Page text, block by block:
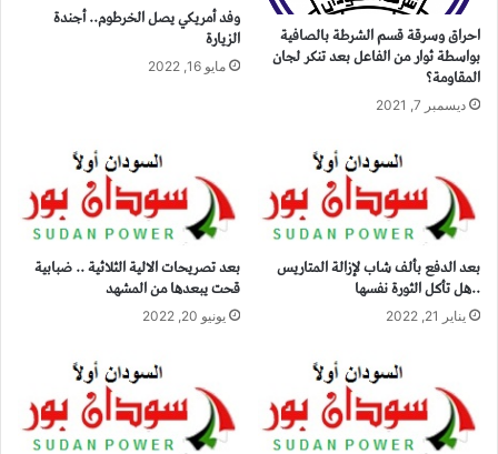
احراق وسرقة قسم الشرطة بالصافية
بواسطة ثوار من الفاعل بعد تنكر لجان
المقاومة؟
ديسمبر 7, 2021
وفد أمريكي يصل الخرطوم.. أجندة
الزيارة
مايو 16, 2022
بعد الدفع بألف شاب لإزالة المتاريس
..هل تأكل الثورة نفسها
يناير 21, 2022
بعد تصريحات الالية الثلاثية .. ضبابية
قحت يبعدها من المشهد
يونيو 20, 2022